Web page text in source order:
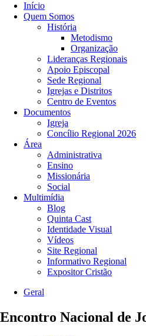
Início
Quem Somos
História
Metodismo
Organização
Lideranças Regionais
Apoio Episcopal
Sede Regional
Igrejas e Distritos
Centro de Eventos
Documentos
Igreja
Concílio Regional 2026
Área
Administrativa
Ensino
Missionária
Social
Multimídia
Blog
Quinta Cast
Identidade Visual
Vídeos
Site Regional
Informativo Regional
Expositor Cristão
Geral
Encontro Nacional de